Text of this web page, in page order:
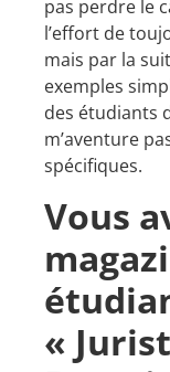
pas perdre le
l’effort de
mais par la
exemples
des étudiants
m’aventure
spécifiques.
Vous
«